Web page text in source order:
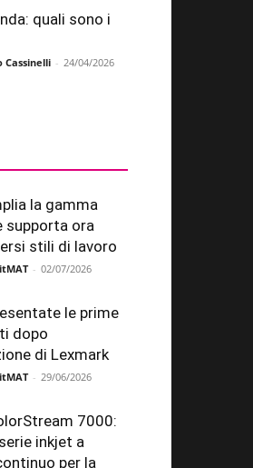
quali sono i
Cassinelli - 24/04/2026
la gamma
supporta ora
stili di lavoro
- 02/07/2026
le prime
dopo
di Lexmark
- 29/06/2026
7000:
inkjet a
per la